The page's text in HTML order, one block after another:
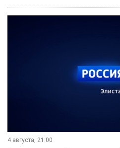
4 августа, 21:00